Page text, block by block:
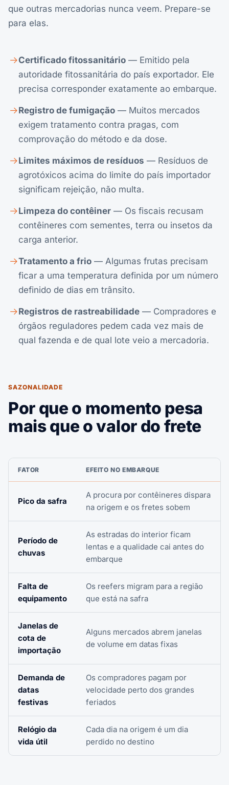
que outras mercadorias nunca veem. Prepare-se
para elas.
Certificado fitossanitário — Emitido pela
autoridade fitossanitária do país exportador. Ele
precisa corresponder exatamente ao embarque.
Registro de fumigação — Muitos mercados
exigem tratamento contra pragas, com
comprovação do método e da dose.
Limites máximos de resíduos — Resíduos de
agrotóxicos acima do limite do país importador
significam rejeição, não multa.
Limpeza do contêiner — Os fiscais recusam
contêineres com sementes, terra ou insetos da
carga anterior.
Tratamento a frio — Algumas frutas precisam
ficar a uma temperatura definida por um número
definido de dias em trânsito.
Registros de rastreabilidade — Compradores e
órgãos reguladores pedem cada vez mais de
qual fazenda e de qual lote veio a mercadoria.
SAZONALIDADE
Por que o momento pesa
mais que o valor do frete
FATOR EFEITO NO EMBARQUE
Pico da safra
A procura por contêineres dispara
na origem e os fretes sobem
Período de
chuvas
As estradas do interior ficam
lentas e a qualidade cai antes do
embarque
Falta de
equipamento
Os reefers migram para a região
que está na safra
Janelas de
cota de
importação
Alguns mercados abrem janelas
de volume em datas fixas
Demanda de
datas
festivas
Os compradores pagam por
velocidade perto dos grandes
feriados
Relógio da
vida útil
Cada dia na origem é um dia
perdido no destino